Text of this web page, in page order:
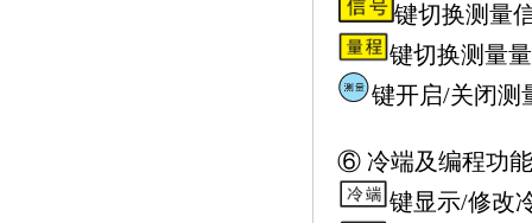
键切换测量
键切换测量
键开启/关闭测
⑥ 冷端及编程功
键显示/修改